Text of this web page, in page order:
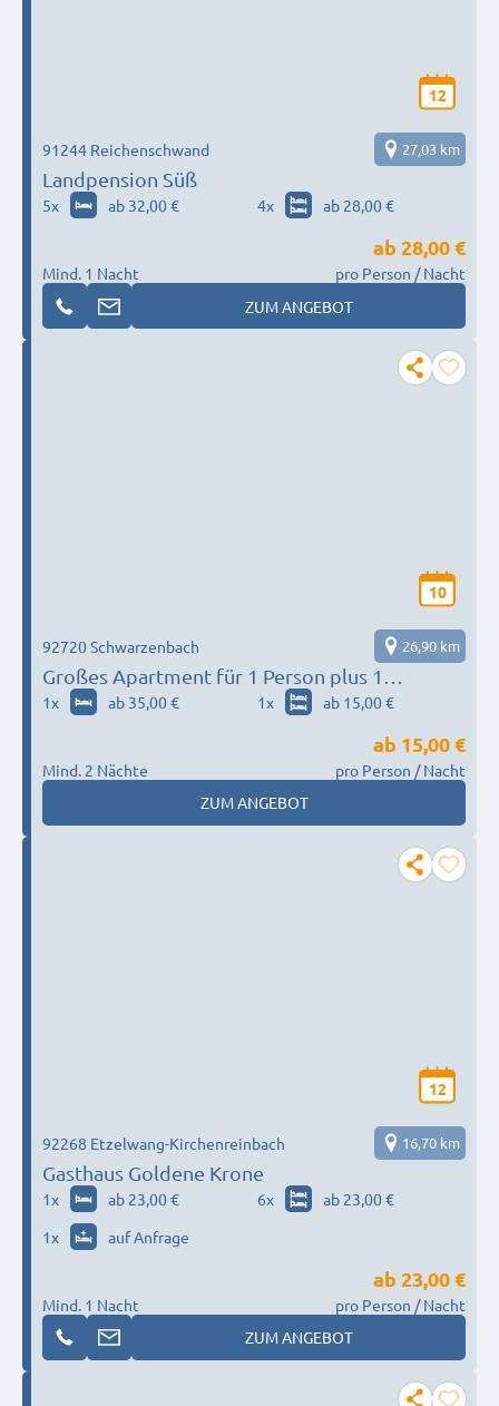
12
Landpension Süß
91244 Reichenschwand 27,03 km
5x ab 32,00 € 4x ab 28,00 €
Mind. 1 Nacht
ab 28,00 €
pro Person / Nacht
ZUM ANGEBOT
10
Großes Apartment für 1 Person plus 1
Doppelzimmer - für bis zu 3 Personen gegen
92720 Schwarzenbach 26,90 km
1x ab 35,00 € 1x ab 15,00 €
Mind. 2 Nächte
ab 15,00 €
pro Person / Nacht
ZUM ANGEBOT
12
Gasthaus Goldene Krone
92268 Etzelwang-Kirchenreinbach 16,70 km
1x ab 23,00 € 6x
ab 23,00 €
1x auf Anfrage
Mind. 1 Nacht
ab 23,00 €
pro Person / Nacht
ZUM ANGEBOT